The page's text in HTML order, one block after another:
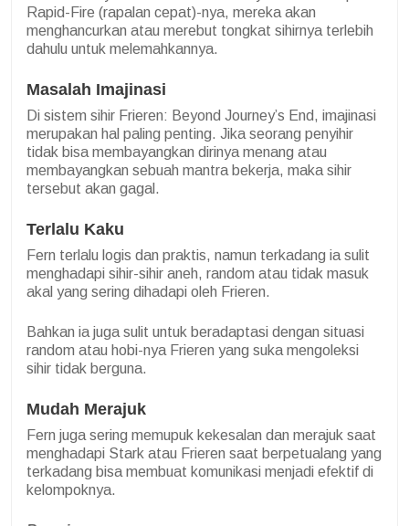
Rapid-Fire (rapalan cepat)-nya, mereka akan
menghancurkan atau merebut tongkat sihirnya terlebih
dahulu untuk melemahkannya.
Masalah Imajinasi
Di sistem sihir Frieren: Beyond Journey’s End, imajinasi
merupakan hal paling penting. Jika seorang penyihir
tidak bisa membayangkan dirinya menang atau
membayangkan sebuah mantra bekerja, maka sihir
tersebut akan gagal.
Terlalu Kaku
Fern terlalu logis dan praktis, namun terkadang ia sulit
menghadapi sihir-sihir aneh, random atau tidak masuk
akal yang sering dihadapi oleh Frieren.
Bahkan ia juga sulit untuk beradaptasi dengan situasi
random atau hobi-nya Frieren yang suka mengoleksi
sihir tidak berguna.
Mudah Merajuk
Fern juga sering memupuk kekesalan dan merajuk saat
menghadapi Stark atau Frieren saat berpetualang yang
terkadang bisa membuat komunikasi menjadi efektif di
kelompoknya.